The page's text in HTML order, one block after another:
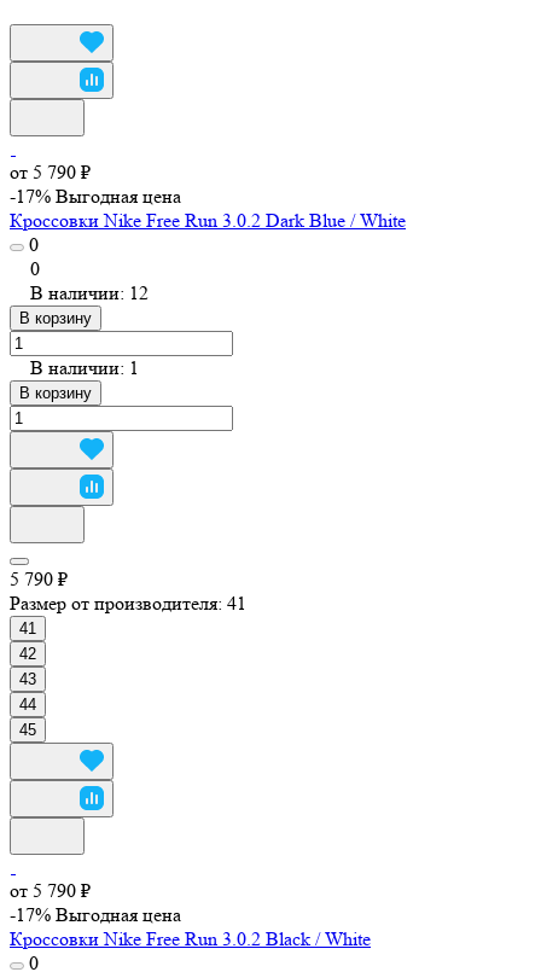
от 5 790 ₽
-17% Выгодная цена
Кроссовки Nike Free Run 3.0.2 Dark Blue / White
0
0
В наличии: 12
В корзину
В наличии: 1
В корзину
5 790 ₽
Размер от производителя: 41
41
42
43
44
45
от 5 790 ₽
-17% Выгодная цена
Кроссовки Nike Free Run 3.0.2 Black / White
0